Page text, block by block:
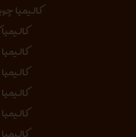
کالیمبا